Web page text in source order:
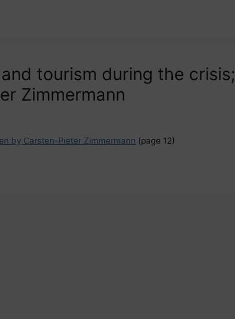
tourism during the crisis;
Zimmermann
by Carsten-Pieter Zimmermann (page 12)